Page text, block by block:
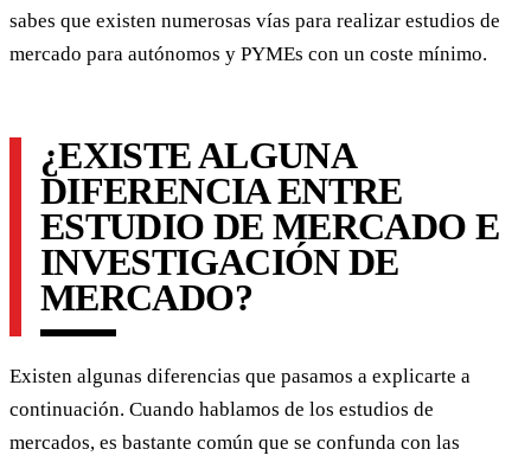
sabes que existen numerosas vías para realizar estudios de
mercado para autónomos y PYMEs con un coste mínimo.
¿EXISTE ALGUNA
DIFERENCIA ENTRE
ESTUDIO DE MERCADO E
INVESTIGACIÓN DE
MERCADO?
Existen algunas diferencias que pasamos a explicarte a
continuación. Cuando hablamos de los estudios de
mercados, es bastante común que se confunda con las